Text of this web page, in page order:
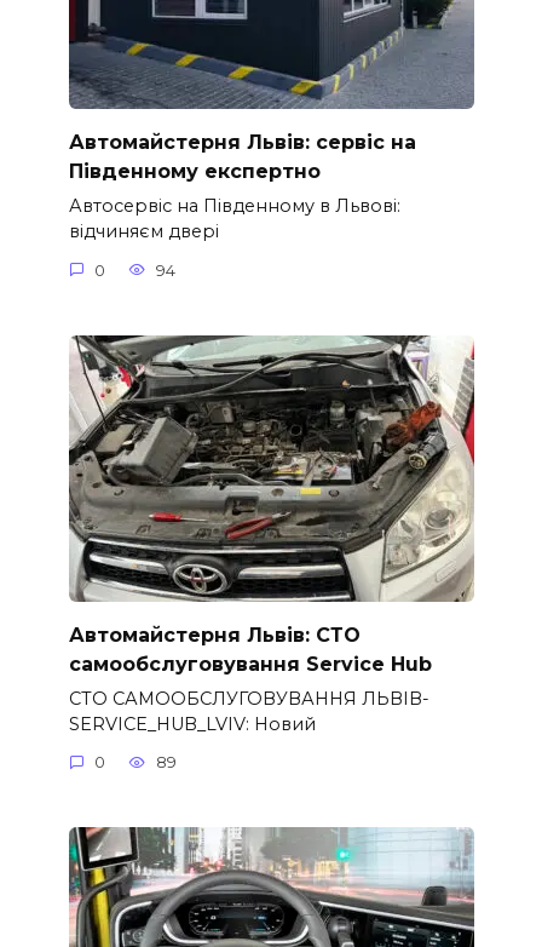
Автомайстерня Львів: сервіс на
Південному експертно
Автосервіс на Південному в Львові:
відчиняєм двері
0 94
Автомайстерня Львів: СТО
самообслуговування Service Hub
СТО САМООБСЛУГОВУВАННЯ ЛЬВІВ-
SERVICE_HUB_LVIV: Новий
0 89